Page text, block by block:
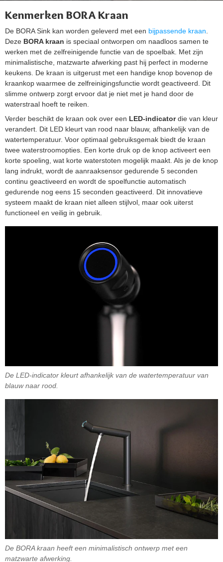
Kenmerken BORA Kraan
De BORA Sink kan worden geleverd met een bijpassende kraan
Deze BORA kraan is speciaal ontworpen om naadloos samen te
werken met de zelfreinigende functie van de spoelbak. Met zijn
minimalistische, matzwarte afwerking past hij perfect in moderne
keukens. De kraan is uitgerust met een handige knop bovenop de
kraankop waarmee de zelfreinigingsfunctie wordt geactiveerd. Dit
slimme ontwerp zorgt ervoor dat je niet met je hand door de
waterstraal hoeft te reiken.
Verder beschikt de kraan ook over een LED-indicatordie van kleur
verandert. Dit LED kleurt van rood naar blauw, afhankelijk van de
watertemperatuur. Voor optimaal gebruiksgemak biedt de kraan
twee waterstroomopties. Een korte druk op de knop activeert een
korte spoeling, wat korte waterstoten mogelijk maakt. Als je de knop
lang indrukt, wordt de aanraaksensor gedurende 5 seconden
continu geactiveerd en wordt de spoelfunctie automatisch
gedurende nog eens 15 seconden geactiveerd. Dit innovatieve
systeem maakt de kraan niet alleen stijlvol, maar ook uiterst
functioneel en veilig in gebruik.
De LED-indicator kleurt afhankelijk van de watertemperatuur van
blauw naar rood.
De BORA kraan heeft een minimalistisch ontwerp met een
matzwarte afwerking.